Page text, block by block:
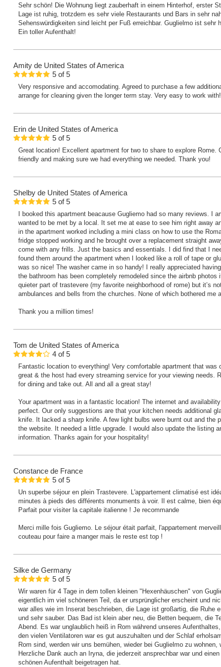
Sehr schön! Die Wohnung liegt zauberhaft in einem Hinterhof, erster
Lage ist ruhig, trotzdem es sehr viele Restaurants und Bars in sehr
Sehenswürdigkeiten sind leicht per Fuß erreichbar. Guglielmo ist sehr
Ein toller Aufenthalt!
Amity de United States of America
5 of5
Very responsive and accomodating. Agreed to purchase a few
arrange for cleaning given the longer term stay. Very easy to work with!
Erin de United States of America
5 of5
Great location! Excellent apartment for two to share to explore Rome.
friendly and making sure we had everything we needed. Thank you!
Shelby de United States of America
5 of5
I booked this apartment beacause Gugliemo had so many reviews. I
wanted to be met by a local. It set me at ease to see him right away
in the apartment worked including a mini class on how to use the
fridge stopped working and he brought over a replacement straight
come with any frills. Just the basics and essentials. I did find that I
found them around the apartment when I looked like a roll of tape or
was so nice! The washer came in so handy! I really appreciated
the bathroom has been completely remodeled since the airbnb photos
quieter part of trastevere (my favorite neighborhood of rome) but it’s
ambulances and bells from the churches. None of which bothered me
Thank you a million times!
Tom de United States of America
4 of5
Fantastic location to everything! Very comfortable apartment that was
great & the host had every streaming service for your viewing needs.
for dining and take out. All and all a great stay!
Your apartment was in a fantastic location! The internet and
perfect. Our only suggestions are that your kitchen needs additional
knife. It lacked a sharp knife. A few light bulbs were burnt out and the
the website. It needed a little upgrade. I would also update the listing
information. Thanks again for your hospitality!
Constance de France
5 of5
Un superbe séjour en plein Trastevere. L'appartement climatisé est
minutes à pieds des différents monuments à voir. Il est calme, bien
Parfait pour visiter la capitale italienne ! Je recommande
Merci mille fois Gugliemo. Le séjour était parfait, l'appartement
couteau pour faire a manger mais le reste est top !
Silke de Germany
5 of5
Wir waren für 4 Tage in dem tollen kleinen "Hexenhäuschen" von
eigentlich im viel schöneren Teil, da er ursprünglicher erscheint und
war alles wie im Inserat beschrieben, die Lage ist großartig, die Ruhe
und sehr sauber. Das Bad ist klein aber neu, die Betten bequem, die
Abend. Es war unglaublich heiß in Rom während unseres
den vielen Ventilatoren war es gut auszuhalten und der Schlaf
Rom sind, werden wir uns bemühen, wieder bei Guglielmo zu
Herzliche Dank auch an Iryna, die jederzeit ansprechbar war und
schönen Aufenthalt beigetragen hat.